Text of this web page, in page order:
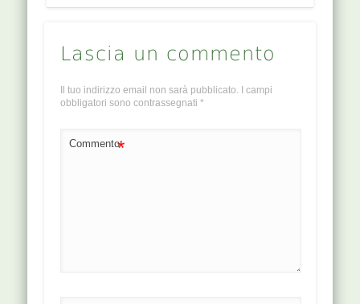
Lascia un commento
Il tuo indirizzo email non sarà pubblicato.
I campi
obbligatori sono contrassegnati *
Commento*